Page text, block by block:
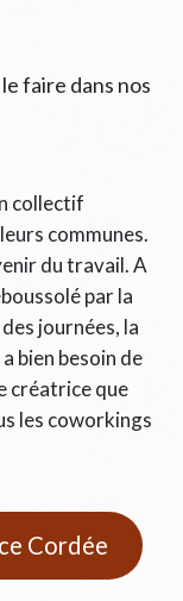
faire dans nos
collectif
communes.
du travail. A
par la
journées, la
bien besoin de
créatrice que
les coworkings
Cordée